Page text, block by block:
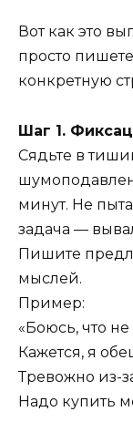
Вот как это
просто
конкретную
Шаг 1.
Сядьте в
минут. Не
задача —
Пишите
мыслей.
Пример:
«Боюсь, что
Кажется, я
Тревожно из-
Надо купить